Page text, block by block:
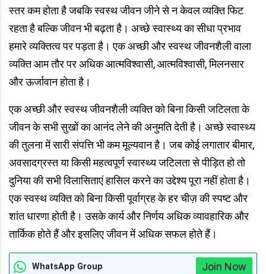
स्तर कम होता है जबकि स्वस्थ जीवन जीने से न केवल व्यक्ति फिट
रहता है बल्कि जीवन भी बढ़ता है। अच्छे स्वास्थ्य का सीधा प्रभाव
हमारे व्यक्तित्व पर पड़ता है। एक अच्छी और स्वस्थ जीवनशैली वाला
व्यक्ति आम तौर पर अधिक आत्मविश्वासी, आत्मविश्वासी, मिलनसार
और ऊर्जावान होता है।
एक अच्छी और स्वस्थ जीवनशैली व्यक्ति को बिना किसी जटिलता के
जीवन के सभी सुखों का आनंद लेने की अनुमति देती है। अच्छे स्वास्थ्य
की तुलना में सारी संपत्ति भी कम मूल्यवान है। जब कोई लगातार बीमार,
अवसादग्रस्त या किसी महत्वपूर्ण स्वास्थ्य जटिलता से पीड़ित हो तो
दुनिया की सभी विलासिताएं हासिल करने का उद्देश्य पूरा नहीं होता है।
एक स्वस्थ व्यक्ति को बिना किसी पूर्वाग्रह के हर चीज़ की स्पष्ट और
शांत धारणा होती है। उसके कार्य और निर्णय अधिक व्यावहारिक और
तार्किक होते हैं और इसलिए जीवन में अधिक सफल होते हैं।
WhatsApp Group
Join Now